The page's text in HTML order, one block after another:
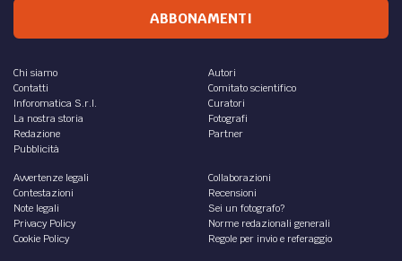
ABBONAMENTI
Chi siamo
Contatti
Inforomatica S.r.l.
La nostra storia
Redazione
Pubblicità
Autori
Comitato scientifico
Curatori
Fotografi
Partner
Avvertenze legali
Contestazioni
Note legali
Privacy Policy
Cookie Policy
Collaborazioni
Recensioni
Sei un fotografo?
Norme redazionali generali
Regole per invio e referaggio